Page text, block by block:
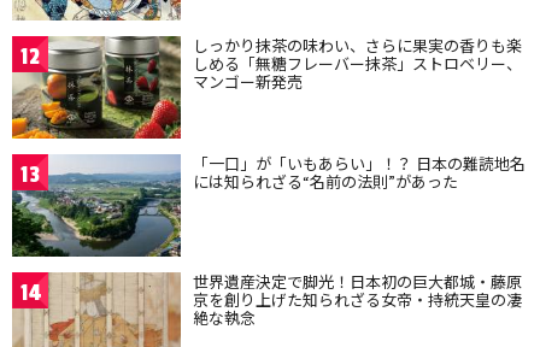
12 しっかり抹茶の味わい、さらに果実の香りも楽
しめる「無糖フレーバー抹茶」ストロベリー、
マンゴー新発売
13 「一口」が「いもあらい」！？ 日本の難読地名
には知られざる“名前の法則”があった
14 世界遺産決定で脚光！日本初の巨大都城・藤原
京を創り上げた知られざる女帝・持統天皇の凄
絶な執念